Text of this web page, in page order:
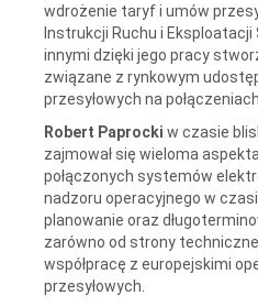
wdrożenie taryf i umów
Instrukcji Ruchu i Eksploatacji
innymi dzięki jego pracy
związane z rynkowym
przesyłowych na
Robert Paprocki w czasie
zajmował się wieloma
połączonych systemów
nadzoru operacyjnego w
planowanie oraz
zarówno od strony
współpracę z europejskimi
przesyłowych.